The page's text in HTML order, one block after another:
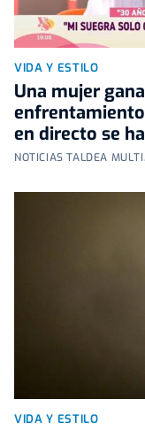
VIDA Y ESTILO
Una mujer
en directo se
NOTICIAS TALDEA
VIDA Y ESTILO